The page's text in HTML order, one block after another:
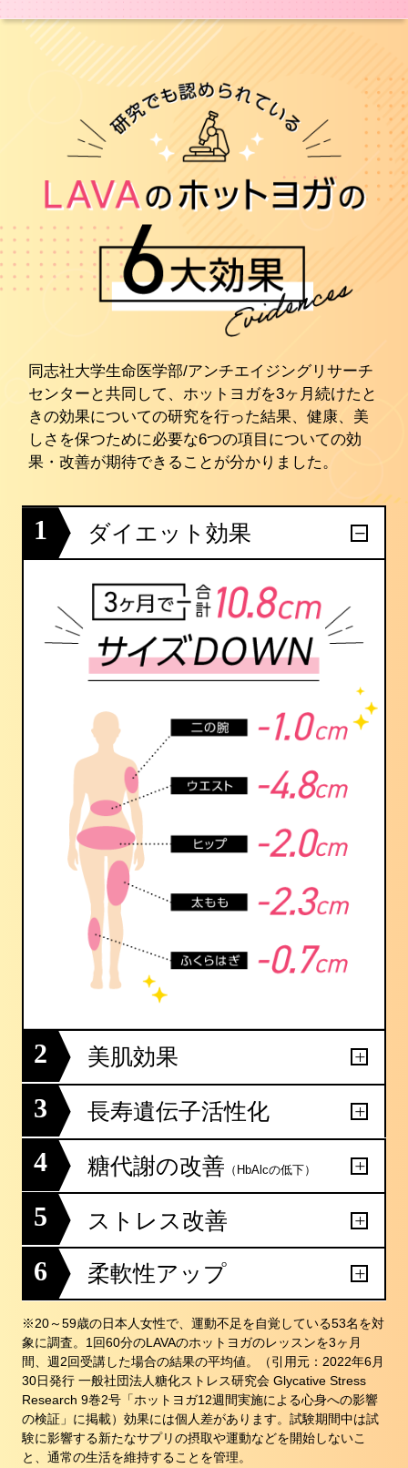
同志社大学生命医学部/アンチエイジングリサーチ
センターと共同して、ホットヨガを3ヶ月続けたと
きの効果についての研究を行った結果、健康、美
しさを保つために必要な6つの項目についての効
果・改善が期待できることが分かりました。
1 ダイエット効果
2 美肌効果
3 長寿遺伝子活性化
4 糖代謝の改善 （HbAlcの低下）
5 ストレス改善
6 柔軟性アップ
※20～59歳の日本人女性で、運動不足を自覚している53名を対
象に調査。1回60分のLAVAのホットヨガのレッスンを3ヶ月
間、週2回受講した場合の結果の平均値。（引用元：2022年6月
30日発行 一般社団法人糖化ストレス研究会 Glycative Stress
Research 9巻2号「ホットヨガ12週間実施による心身への影響
の検証」に掲載）効果には個人差があります。試験期間中は試
験に影響する新たなサプリの摂取や運動などを開始しないこ
と、通常の生活を維持することを管理。